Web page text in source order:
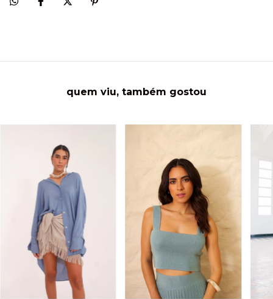
quem viu, também gostou